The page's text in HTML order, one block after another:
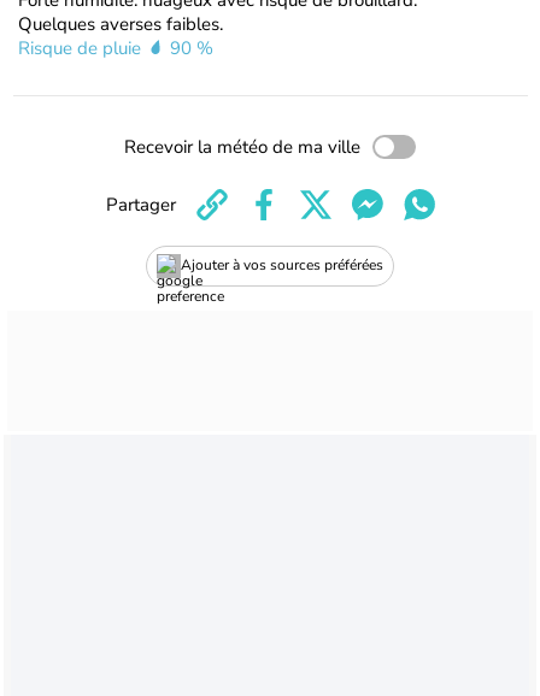
Quelques averses faibles.
Risque de pluie
90 %
Recevoir la météo de ma ville
Ajouter à vos sources préférées
Partager